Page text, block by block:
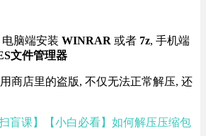
脑端安装 WINRAR 或者 7z, 手机端
文件管理器
商店里的盗版, 不仅无法正常解压, 还
扫盲课】【小白必看】如何解压压缩包